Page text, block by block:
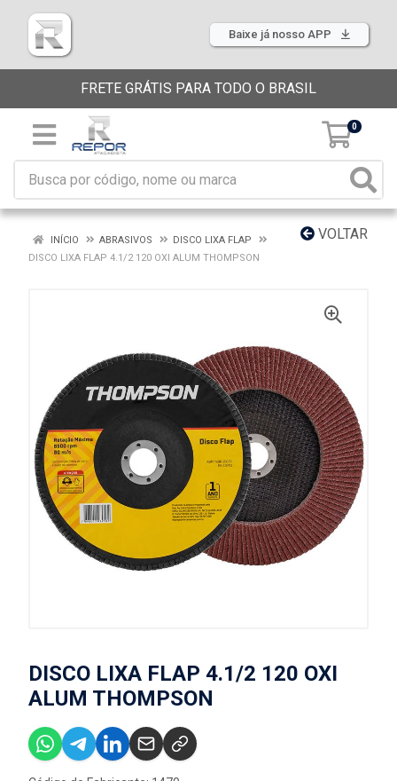
Baixe já nosso APP
FRETE GRÁTIS PARA TODO O BRASIL
0
VOLTAR
INÍCIO ABRASIVOS
DISCO LIXA FLAP
DISCO LIXA FLAP 4.1/2 120 OXI ALUM THOMPSON
DISCO LIXA FLAP 4.1/2 120 OXI
ALUM THOMPSON